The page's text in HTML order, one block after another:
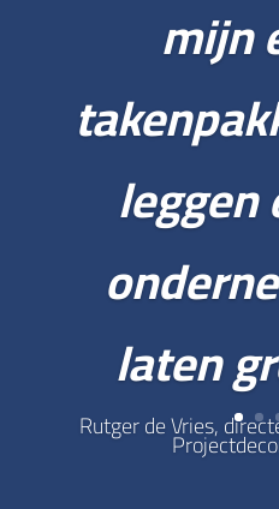
mijn
laten
Rutger de Vries,